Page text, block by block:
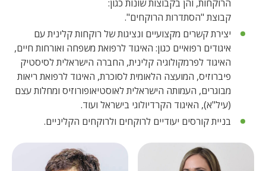
הרוקחות, והן בקבוצות שונות כגון:
קבוצת "הסתדרות הרוקחים".
יצירת קשרים מקצועיים ונציגות של רוקחות קלינית עם
איגודים רפואיים כגון: האיגוד לרפואת משפחה ואורחות חיים,
האיגוד לפרמקולוגיה קלינית, החברה הישראלית לסיסטיק
פיברוזיס, המועצה הלאומית לסוכרת, האיגוד לרפואת ריאות
מבוגרים, העמותה הישראלית לאוסטיאופורוזיס ומחלות עצם
(עיל"א), האיגוד הקרדיולוגי בישראל ועוד.
בניית קורסים יעודיים לרוקחים ולרוקחים הקליניים.